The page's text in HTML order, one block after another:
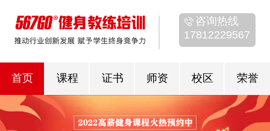
咨询热线
17812229567
首页 课程 证书 师资 校区 荣誉